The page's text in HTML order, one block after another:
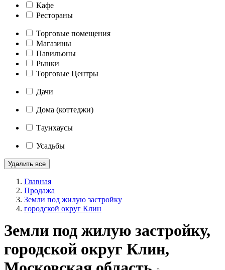
Кафе
Рестораны
Торговые помещения
Магазины
Павильоны
Рынки
Торговые Центры
Дачи
Дома (коттеджи)
Таунхаусы
Усадьбы
Удалить все
Главная
Продажа
Земли под жилую застройку
городской округ Клин
Земли под жилую застройку,
городской округ Клин,